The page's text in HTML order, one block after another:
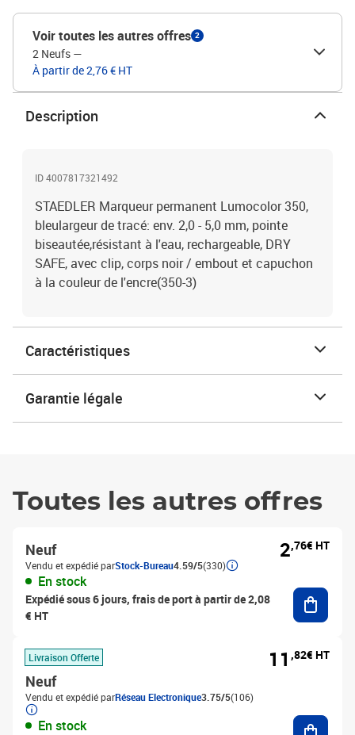
Voir toutes les autres offres 2
2 Neufs —
À partir de 2,76 € HT
Description
ID 4007817321492
STAEDLER Marqueur permanent Lumocolor 350,
bleulargeur de tracé: env. 2,0 - 5,0 mm, pointe
biseautée,résistant à l'eau, rechargeable, DRY
SAFE, avec clip, corps noir / embout et capuchon
à la couleur de l'encre(350-3)
Caractéristiques
Garantie légale
Toutes les autres offres
Neuf
Vendu et expédié parStock-Bureau4.59/5(330)
En stock
Expédié sous 6 jours, frais de port à partir de 2,08
€ HT
2,76€ HT
Livraison Offerte
Neuf
Vendu et expédié parRéseau Electronique3.75/5(106)
En stock
11 ,82€ HT